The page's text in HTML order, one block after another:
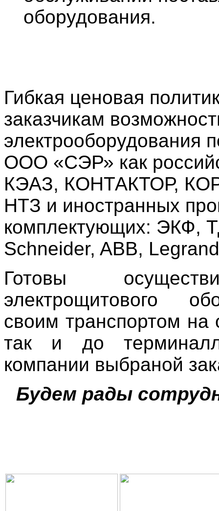
оборудования.
Гибкая ценовая
заказчикам
электрооборудования
ООО «СЭР» как
КЭАЗ, КОНТАКТОР,
НТЗ и иностранных
комплектующих: ЭКФ,
Schneider, ABB,
Готовы
электрощитового
своим транспортом на
так и до
компании выбраной
Будем рады